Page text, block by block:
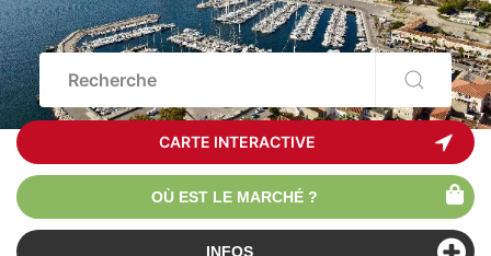
CARTE INTERACTIVE
OÙ EST LE MARCHÉ ?
INFOS